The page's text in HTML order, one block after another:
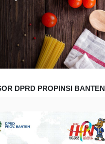
DPRD PROPINSI BANTEN